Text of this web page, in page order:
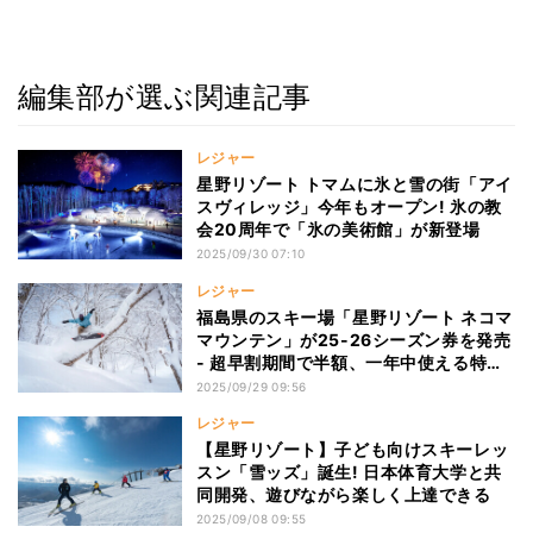
編集部が選ぶ関連記事
レジャー
星野リゾート トマムに氷と雪の街「アイ
スヴィレッジ」今年もオープン! 氷の教
会20周年で「氷の美術館」が新登場
2025/09/30 07:10
レジャー
福島県のスキー場「星野リゾート ネコマ
マウンテン」が25-26シーズン券を発売
- 超早割期間で半額、一年中使える特典
も
2025/09/29 09:56
レジャー
【星野リゾート】子ども向けスキーレッ
スン「雪ッズ」誕生! 日本体育大学と共
同開発、遊びながら楽しく上達できる
2025/09/08 09:55